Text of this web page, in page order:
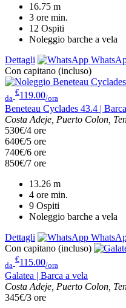
16.75 m
3 ore min.
12 Ospiti
Noleggio barche a vela
Dettagli
Con capitano (incluso)
da
€119.00/ora
Beneteau Cyclades 43.4 |
Costa Adeje, Puerto Colon,
530€/4 ore
640€/5 ore
740€/6 ore
850€/7 ore
13.26 m
4 ore min.
9 Ospiti
Noleggio barche a vela
Dettagli
Con capitano (incluso)
da
€115.00/ora
Galatea | Barca a vela
Costa Adeje, Puerto Colon,
345€/3 ore